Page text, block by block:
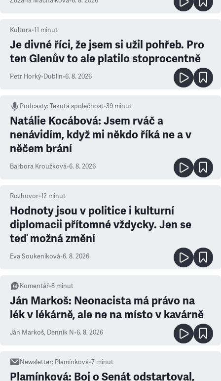
Kultura•11 minut
Je divné říci, že jsem si užil pohřeb. Pro
ten Glenův to ale platilo stoprocentně
Petr Horký•Dublin•6. 8. 2026
Podcasty:Tekutá společnost•39 minut
Natálie Kocábová: Jsem rváč a
nenávidím, když mi někdo říká ne a v
něčem brání
Barbora Kroužková•6. 8. 2026
Rozhovor•12 minut
Hodnoty jsou v politice i kulturní
diplomacii přítomné vždycky. Jen se
teď možná změní
Eva Soukeníková•6. 8. 2026
Komentář•8 minut
Ján Markoš: Neonacista má právo na
lék v lékárně, ale ne na místo v kavárně
Ján Markoš, Denník N•6. 8. 2026
Newsletter: Plamínková•7 minut
Plamínková: Boj o Senát odstartoval,